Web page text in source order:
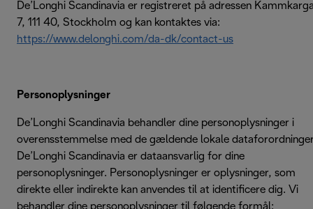
De’Longhi Scandinavia er registreret på adressen
7, 111 40, Stockholm og kan kontaktes via:
https://www.delonghi.com/da-dk/contact-us
Personoplysninger
De’Longhi Scandinavia behandler dine personoplysninger i
overensstemmelse med de gældende lokale
De’Longhi Scandinavia er dataansvarlig for dine
personoplysninger. Personoplysninger er oplysninger, som
direkte eller indirekte kan anvendes til at identificere dig. Vi
behandler dine personoplysninger til følgende formål: